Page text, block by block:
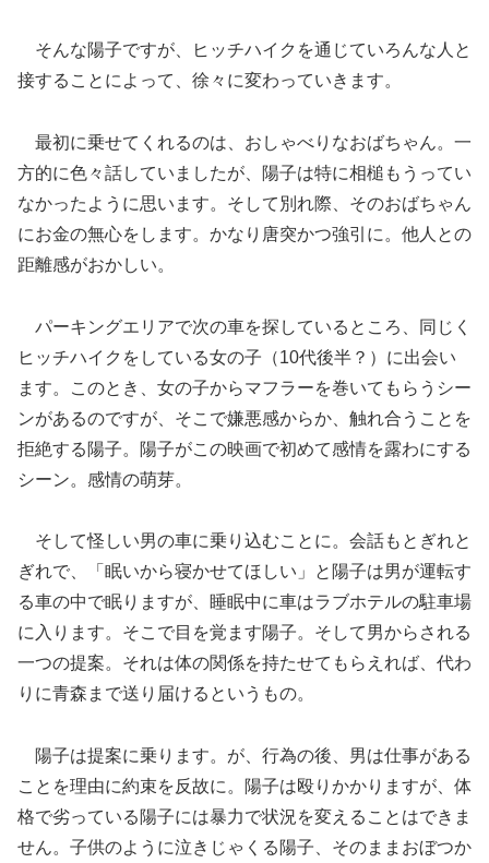
そんな陽子ですが、ヒッチハイクを通じていろんな人と
接することによって、徐々に変わっていきます。
最初に乗せてくれるのは、おしゃべりなおばちゃん。一
方的に色々話していましたが、陽子は特に相槌もうってい
なかったように思います。そして別れ際、そのおばちゃん
にお金の無心をします。かなり唐突かつ強引に。他人との
距離感がおかしい。
パーキングエリアで次の車を探しているところ、同じく
ヒッチハイクをしている女の子（10代後半？）に出会い
ます。このとき、女の子からマフラーを巻いてもらうシー
ンがあるのですが、そこで嫌悪感からか、触れ合うことを
拒絶する陽子。陽子がこの映画で初めて感情を露わにする
シーン。感情の萌芽。
そして怪しい男の車に乗り込むことに。会話もとぎれと
ぎれで、「眠いから寝かせてほしい」と陽子は男が運転す
る車の中で眠りますが、睡眠中に車はラブホテルの駐車場
に入ります。そこで目を覚ます陽子。そして男からされる
一つの提案。それは体の関係を持たせてもらえれば、代わ
りに青森まで送り届けるというもの。
陽子は提案に乗ります。が、行為の後、男は仕事がある
ことを理由に約束を反故に。陽子は殴りかかりますが、体
格で劣っている陽子には暴力で状況を変えることはできま
せん。子供のように泣きじゃくる陽子、そのままおぼつか